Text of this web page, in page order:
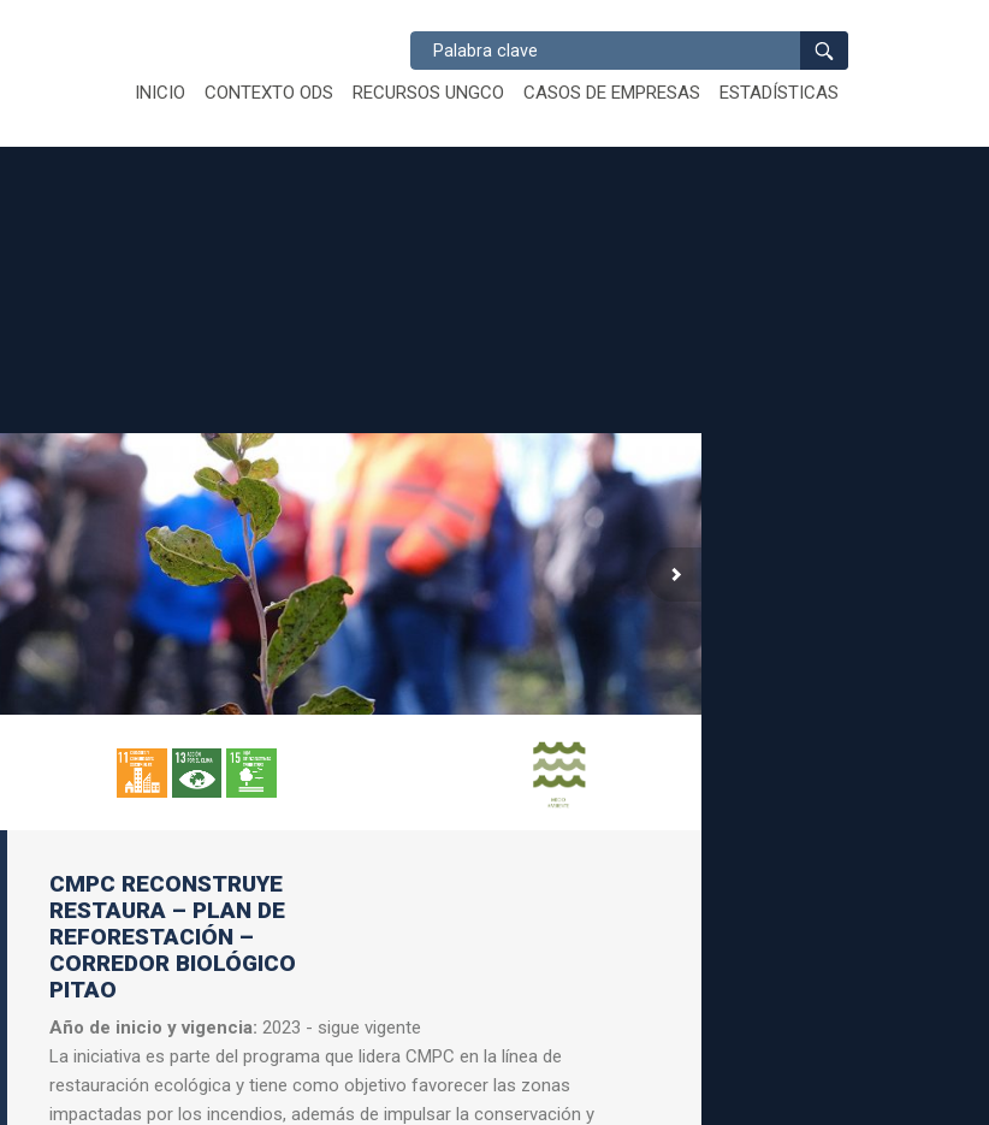
Buscar
INICIO CONTEXTO ODS RECURSOS UNGCO CASOS DE EMPRESAS ESTADÍSTICAS
CMPC RECONSTRUYE
RESTAURA – PLAN DE
REFORESTACIÓN –
CORREDOR BIOLÓGICO
PITAO
Año de inicio y vigencia: 2023 - sigue vigente
La iniciativa es parte del programa que lidera CMPC en la línea de
restauración ecológica y tiene como objetivo favorecer las zonas
impactadas por los incendios, además de impulsar la conservación y